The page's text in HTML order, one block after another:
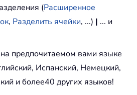
(Расширенное
, Разделить ячейки, ...) | ... и
предпочитаемом вами языке
Испанский, Немецкий,
и более40 других языков!